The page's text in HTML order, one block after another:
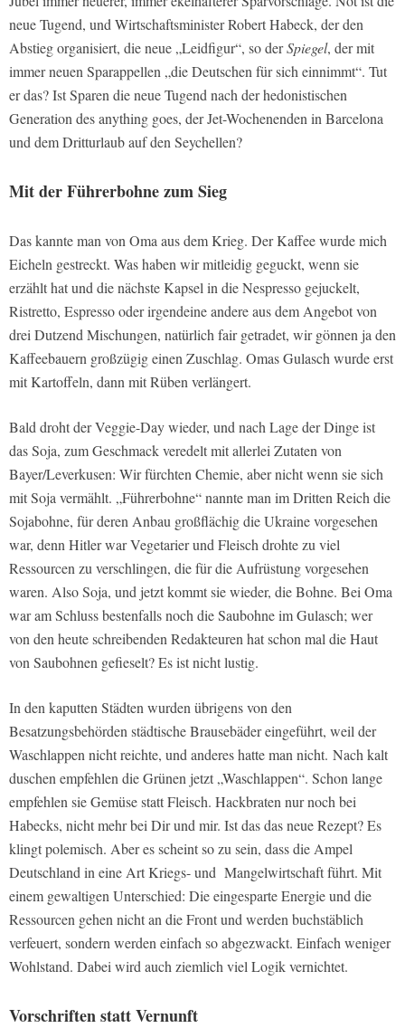
neue Tugend, und Wirtschaftsminister Robert Habeck, der den
Abstieg organisiert, die neue „Leidfigur“, so derSpiegel, der mit
immer neuen Sparappellen „die Deutschen für sich einnimmt“. Tut
er das? Ist Sparen die neue Tugend nach der hedonistischen
Generation des anything goes, der Jet-Wochenenden in Barcelona
und dem Dritturlaub auf den Seychellen?
Mit der Führerbohne zum Sieg
Das kannte man von Oma aus dem Krieg. Der Kaffee wurde mich
Eicheln gestreckt. Was haben wir mitleidig geguckt, wenn sie
erzählt hat und die nächste Kapsel in die Nespresso gejuckelt,
Ristretto, Espresso oder irgendeine andere aus dem Angebot von
drei Dutzend Mischungen, natürlich fair getradet, wir gönnen ja den
Kaffeebauern großzügig einen Zuschlag. Omas Gulasch wurde erst
mit Kartoffeln, dann mit Rüben verlängert.
Bald droht der Veggie-Day wieder, und nach Lage der Dinge ist
das Soja, zum Geschmack veredelt mit allerlei Zutaten von
Bayer/Leverkusen: Wir fürchten Chemie, aber nicht wenn sie sich
mit Soja vermählt. „Führerbohne“ nannte man im Dritten Reich die
Sojabohne, für deren Anbau großflächig die Ukraine vorgesehen
war, denn Hitler war Vegetarier und Fleisch drohte zu viel
Ressourcen zu verschlingen, die für die Aufrüstung vorgesehen
waren. Also Soja, und jetzt kommt sie wieder, die Bohne. Bei Oma
war am Schluss bestenfalls noch die Saubohne im Gulasch; wer
von den heute schreibenden Redakteuren hat schon mal die Haut
von Saubohnen gefieselt? Es ist nicht lustig.
In den kaputten Städten wurden übrigens von den
Besatzungsbehörden städtische Brausebäder eingeführt, weil der
Waschlappen nicht reichte, und anderes hatte man nicht. Nach kalt
duschen empfehlen die Grünen jetzt „Waschlappen“. Schon lange
empfehlen sie Gemüse statt Fleisch. Hackbraten nur noch bei
Habecks, nicht mehr bei Dir und mir. Ist das das neue Rezept? Es
klingt polemisch. Aber es scheint so zu sein, dass die Ampel
Deutschland in eine Art Kriegs- und Mangelwirtschaft führt. Mit
einem gewaltigen Unterschied: Die eingesparte Energie und die
Ressourcen gehen nicht an die Front und werden buchstäblich
verfeuert, sondern werden einfach so abgezwackt. Einfach weniger
Wohlstand. Dabei wird auch ziemlich viel Logik vernichtet.
Vorschriften statt Vernunft